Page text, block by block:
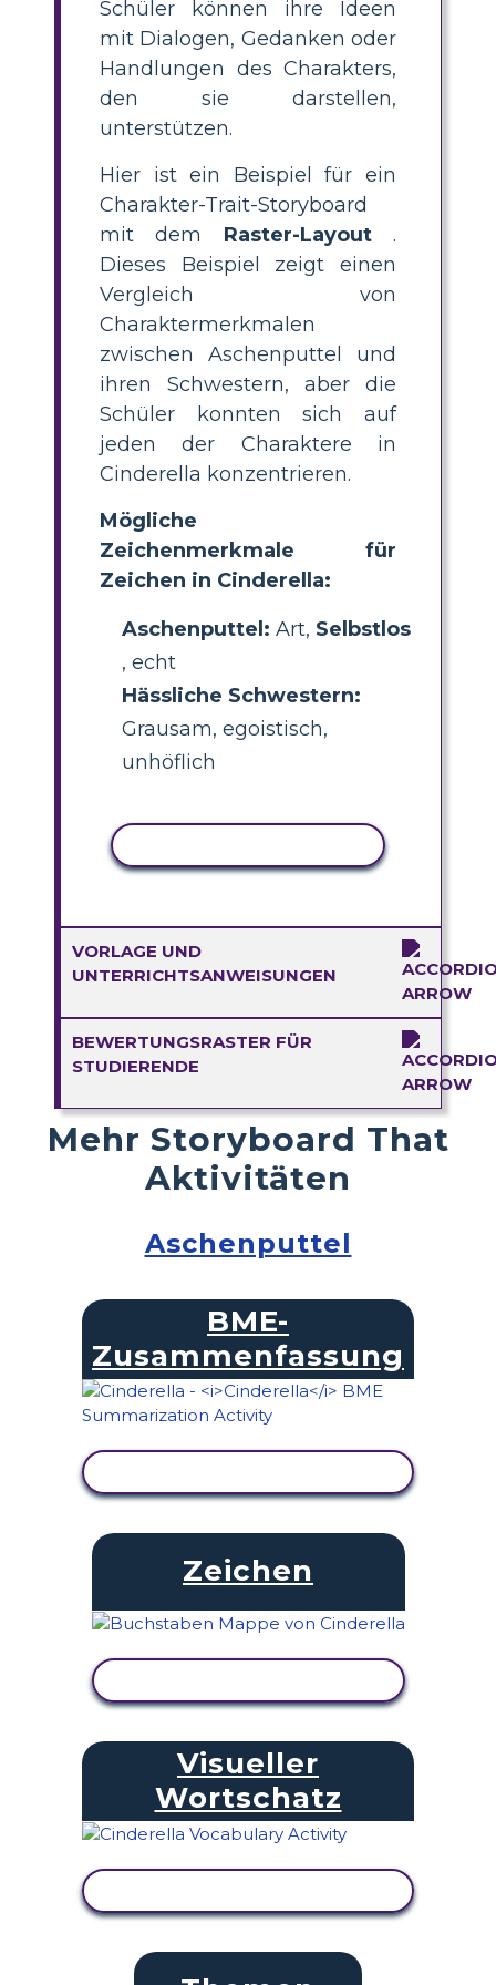
Schüler können ihre Ideen
mit Dialogen, Gedanken oder
Handlungen des Charakters,
den sie darstellen,
unterstützen.
Hier ist ein Beispiel für ein
Charakter-Trait-Storyboard
mit dem Raster-Layout.
Dieses Beispiel zeigt einen
Vergleich von
Charaktermerkmalen
zwischen Aschenputtel und
ihren Schwestern, aber die
Schüler konnten sich auf
jeden der Charaktere in
Cinderella konzentrieren.
Mögliche
Zeichenmerkmale für
Zeichen in Cinderella:
Aschenputtel: Art, Selbstlos
, echt
Hässliche Schwestern:
Grausam, egoistisch,
unhöflich
VORLAGE UND
UNTERRICHTSANWEISUNGEN
BEWERTUNGSRASTER FÜR
STUDIERENDE
Mehr Storyboard That
Aktivitäten
Aschenputtel
BME-
Zusammenfassung
Zeichen
Visueller
Wortschatz